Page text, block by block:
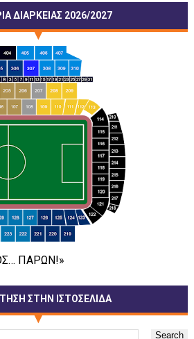
ΔΙΑΡΚΕΙΑΣ 2026/2027
ΠΑΡΩΝ!»
ΣΤΗΝ ΙΣΤΟΣΕΛΙΔΑ